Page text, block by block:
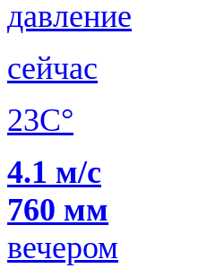
давление
сейчас
23C°
4.1 м/с
760 мм
вечером